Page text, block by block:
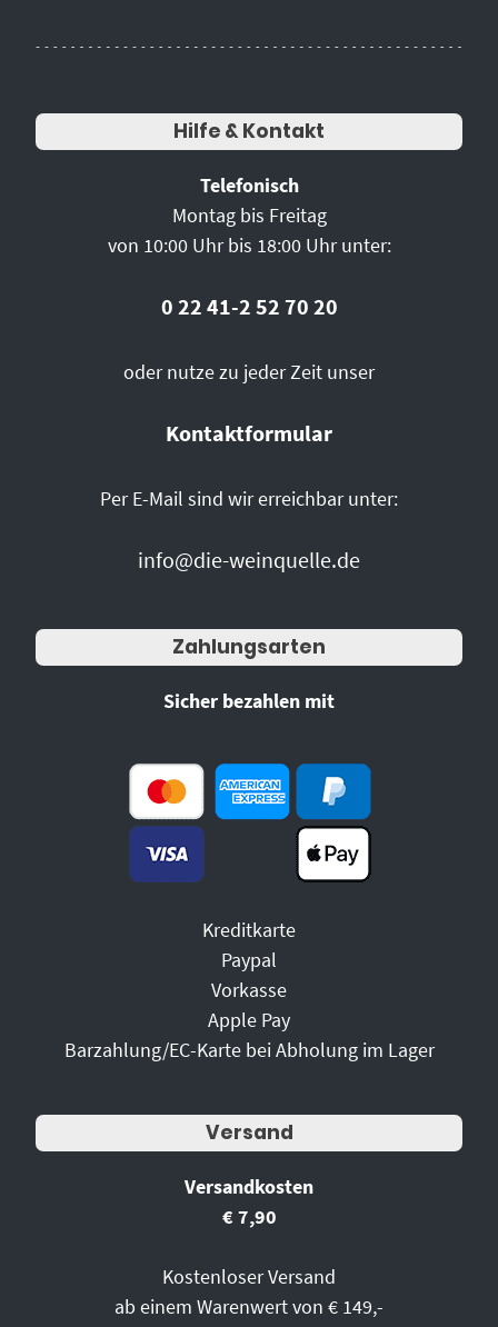
Hilfe & Kontakt
Telefonisch
Montag bis Freitag
von 10:00 Uhr bis 18:00 Uhr unter:
0 22 41-2 52 70 20
oder nutze zu jeder Zeit unser
Kontaktformular
Per E-Mail sind wir erreichbar unter:
info@die-weinquelle.de
Zahlungsarten
Sicher bezahlen mit
Kreditkarte
Paypal
Vorkasse
Apple Pay
Barzahlung/EC-Karte bei Abholung im Lager
Versand
Versandkosten
€ 7,90
Kostenloser Versand
ab einem Warenwert von € 149,-